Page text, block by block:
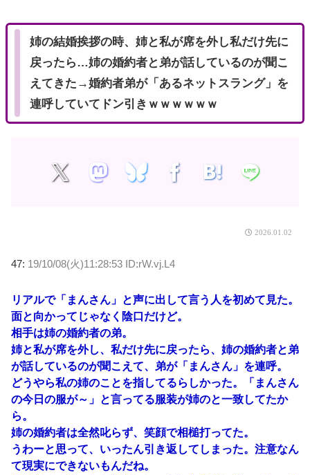
姉の結婚挨拶の時、姉と私が席を外し私だけ先に
戻ったら…姉の婚約者と弟が話しているのが聞こ
えてきた→婚約者弟が「あるネットスラング」を
連呼していてドン引きｗｗｗｗｗｗ
2026.01.02
47: 19/10/08(火)11:28:53 ID:rW.vj.L4
リアルで「まんさん」と声に出して言う人を初めて見た。
面と向かってじゃなく陰口だけど。
相手は姉の婚約者の弟。
姉と私が席を外し、私だけ先に戻ったら、姉の婚約者と弟
が話しているのが聞こえて、弟が「まんさん」を連呼。
どうやら私の姉のことを指してるらしかった。「まんさん
の今日の服が～」と言ってる服装が姉のと一致してたか
ら。
姉の婚約者は全然叱らず、笑顔で相槌打ってた。
うわーと思って、いったん引き返してしまった。注意なん
て現実にできないもんだね。